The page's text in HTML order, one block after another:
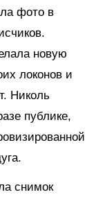
фото в
новую
локонов и
Николь
публике,
снимок